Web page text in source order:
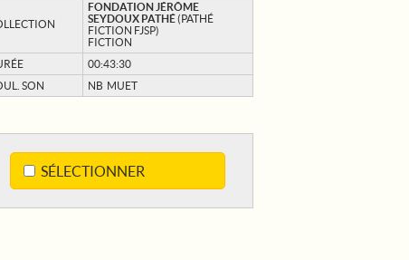
FONDATION JÉRÔME
SEYDOUX PATHÉ(PATHÉ
FICTION FJSP)
FICTION
00:43:30
SON
NB MUET
SÉLECTIONNER